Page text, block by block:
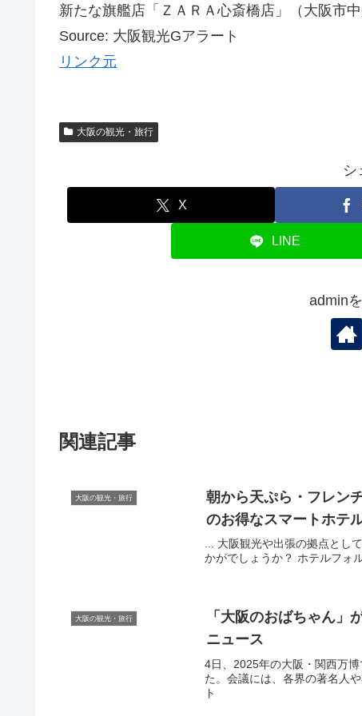
新たな旗艦店「ＺＡＲＡ心斎橋店」（大阪市
Source: 大阪観光Gアラート
リンク元
大阪の観光・旅行
シ
X
LINE
admin
関連記事
大阪の観光・旅行
朝から天ぷら・フレン
のお得なスマートホテ
... 大阪観光や出張の拠点とし
かがでしょうか？ ホテルフォ
大阪の観光・旅行 「 大阪のおばちゃん」
ニュース
4日、2025年の大阪・関西万
た。会議には、各界の著名人
ト